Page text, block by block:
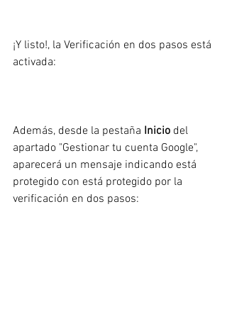
¡Y listo!, la Verificación en dos pasos está
activada:
Además, desde la pestaña Inicio del
apartado "Gestionar tu cuenta Google",
aparecerá un mensaje indicando está
protegido con está protegido por la
verificación en dos pasos: